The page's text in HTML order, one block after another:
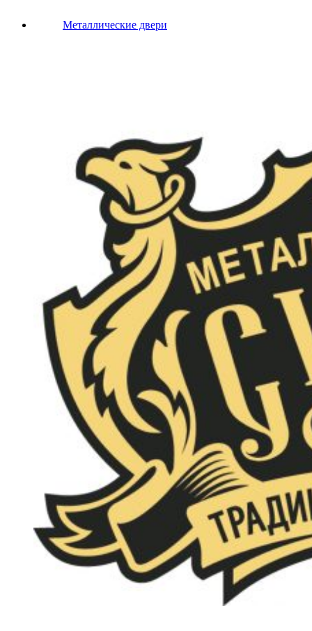
Металлические двери